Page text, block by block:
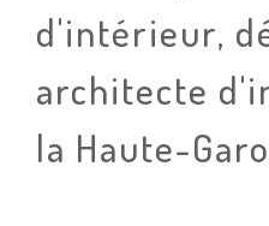
d'intérieur,
architecte
la Haute-